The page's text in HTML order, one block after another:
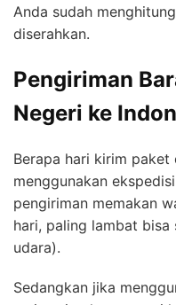
Anda sudah
diserahkan.
Pengiriman
Negeri ke
Berapa hari kirim paket
menggunakan
pengiriman memakan
hari, paling lambat
udara).
Sedangkan jika